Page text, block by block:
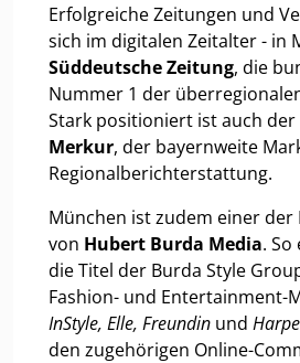
Erfolgreiche Zeitungen und
sich im digitalen Zeitalter - in
Süddeutsche Zeitung, die
Nummer 1 der
Stark positioniert ist auch der
Merkur, der bayernweite
Regionalberichterstattung.
München ist zudem einer
von Hubert Burda Media.
die Titel der Burda Style
Fashion- und Entertainment-
InStyle, Elle, Freundin und
den zugehörigen Online-